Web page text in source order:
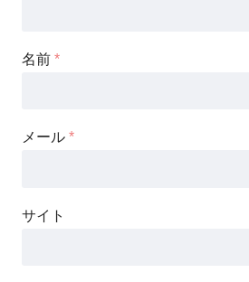
名前 *
メール *
サイト